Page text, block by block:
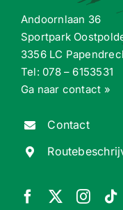
Andoornlaan 36
Sportpark
3356 LC
Tel: 078 – 6153531
Ga naar contact »
Contact